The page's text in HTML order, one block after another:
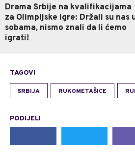
Drama Srbije na kvalifikacijama
za Olimpijske igre: Držali su nas
sobama, nismo znali da li ćemo
igrati!
TAGOVI
SRBIJA RUKOMETAŠICE
PODIJELI